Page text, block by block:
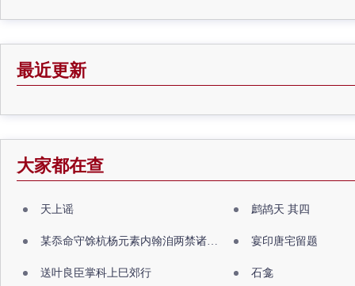
最近更新
大家都在查
天上谣 鹧鸪天 其四
某忝命守馀杭杨元素内翰洎两禁诸公出祖佛寺 宴印唐宅留题
送叶良臣掌科上巳郊行 石龛